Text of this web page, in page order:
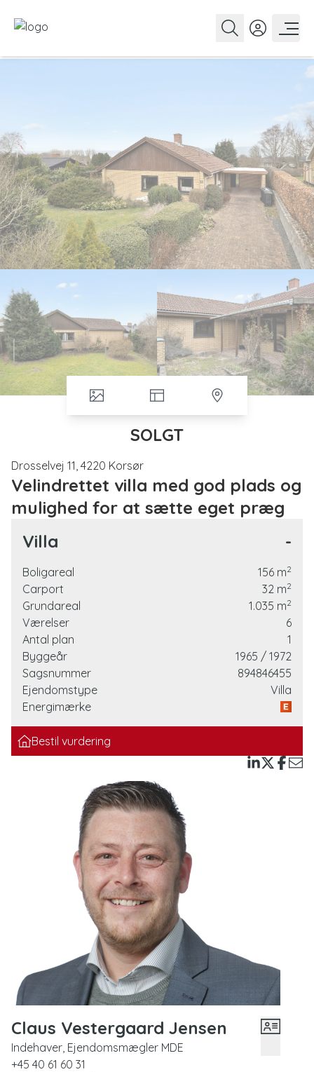
SOLGT
Drosselvej 11, 4220 Korsør
Velindrettet villa med god plads og
mulighed for at sætte eget præg
og ombygget i 1972, beliggende i et roligt og
med skalmurede facader og betontagsten, og
opvarmes via naturgasfyr.
Boligen byder på en funktionel planløsning med god
opdeling mellem opholdsrum og værelsesafdeling. Du
træder ind i entré med adgang til gæstetoilet og videre
ind i fordelingsgangen. Herfra er der adgang til flere
gode værelser, herunder et regulært soveværelse samt
flere børneværelser/kontor.
Husets opholdsrum består af en rummelig stue med
god plads til både sofaarrangement og samvær, samt
en separat spisestue i forbindelse med køkkenet. Fra
stuen er der udgang til en overdækket terrasse og
videre til haven, hvilket giver gode muligheder for at
nyde udelivet.
Køkkenet fremstår i oprindelig stil med spiseplads, og i
tilknytning hertil findes bryggers/fordelingsareal.
Badeværelset er centralt placeret, og derudover findes
et separat toilet – en praktisk løsning i hverdagen.
Til ejendommen hører desuden carport og skur.
Boligen fremstår generelt i ældre stand, og det er
tydeligt, at her er tale om en ejendom, hvor køber har
mulighed for at modernisere og sætte sit helt eget
præg. For den rette køber er der således et solidt
udgangspunkt for at skabe et tidssvarende hjem med
god plads.
Villa -
Boligareal 156 m2
Carport 32 m2
Grundareal 1.035 m2
Værelser
6
Antal plan
1
Byggeår
1965 / 1972
Sagsnummer
894846455
Ejendomstype
Villa
Energimærke
Bestil vurdering
Claus Vestergaard Jensen
Indehaver, Ejendomsmægler MDE
+45 40 61 60 31